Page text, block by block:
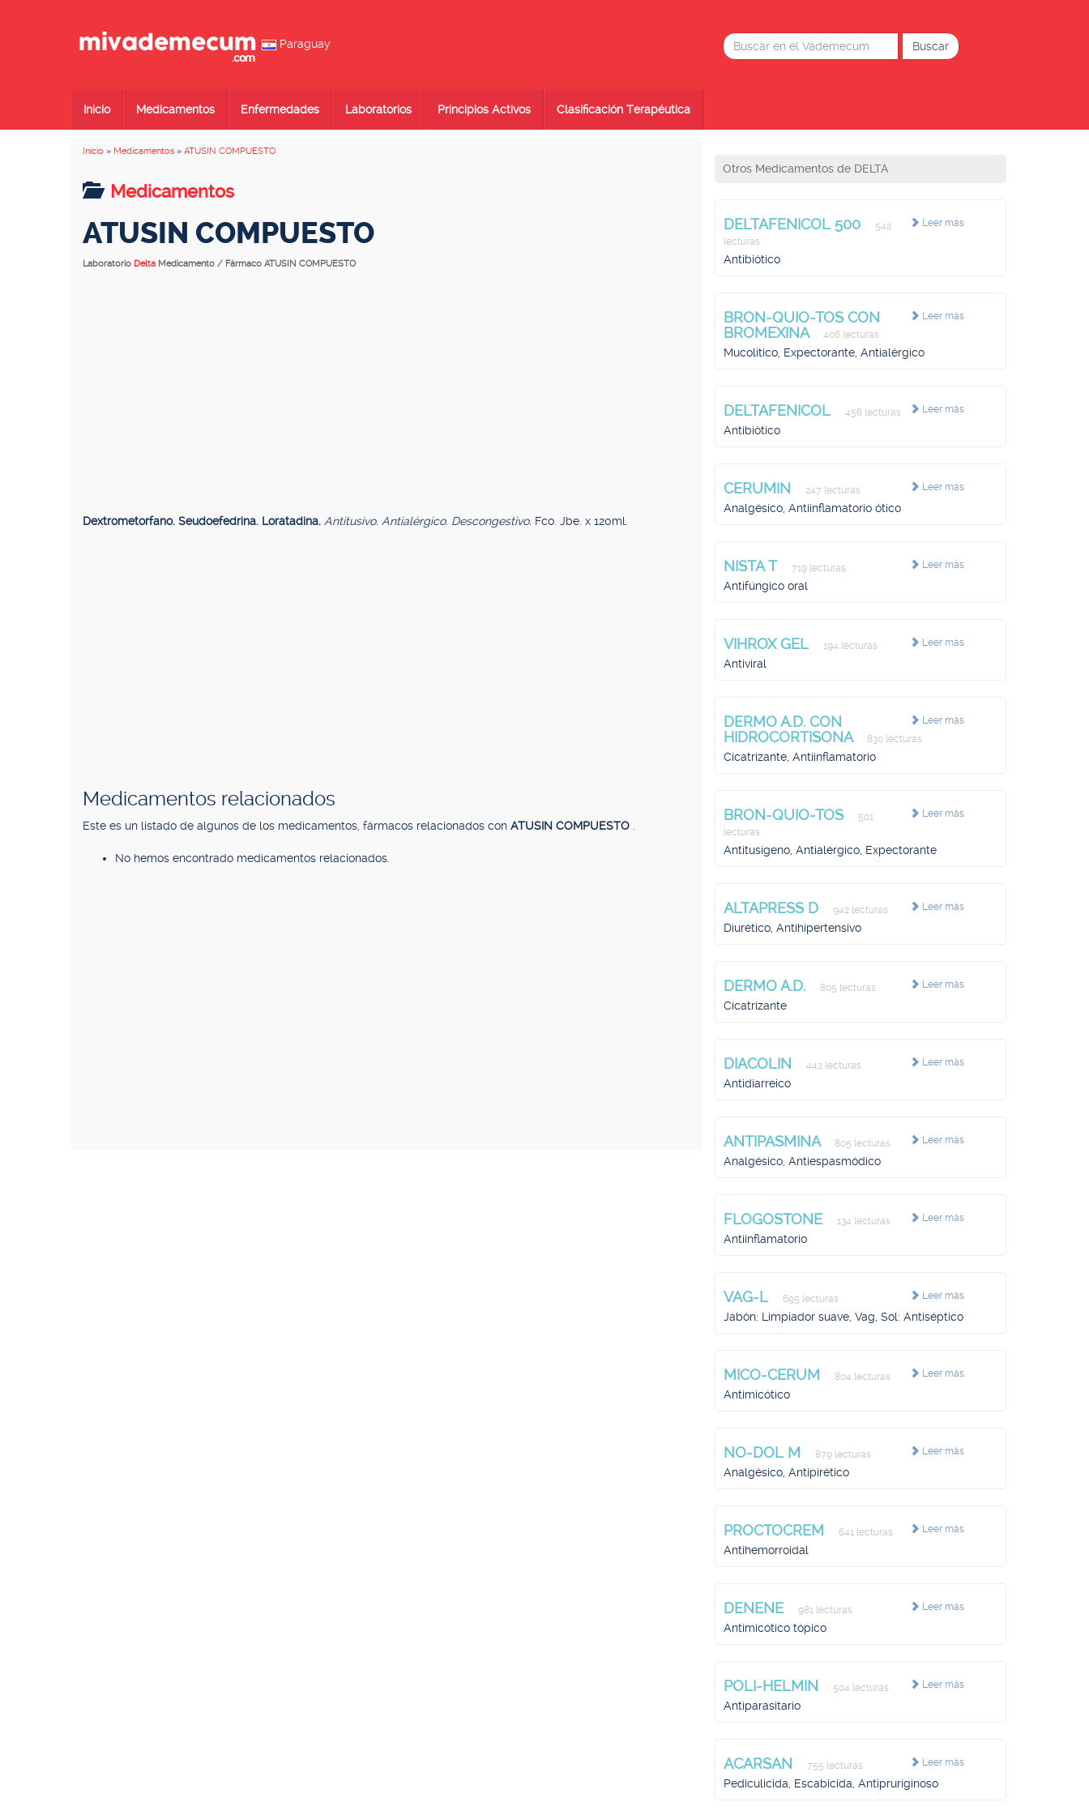
Paraguay
Inicio Medicamentos Enfermedades Laboratorios Principios Activos Clasificación Terapéutica
Inicio » Medicamentos » ATUSIN COMPUESTO
Medicamentos
ATUSIN COMPUESTO
Laboratorio Delta Medicamento / Fármaco ATUSIN COMPUESTO
Dextrometorfano. Seudoefedrina. Loratadina. Antitusivo. Antialérgico. Descongestivo. Fco. Jbe. x 120ml.
Medicamentos relacionados
Este es un listado de algunos de los medicamentos, fármacos relacionados con ATUSIN COMPUESTO
No hemos encontrado medicamentos relacionados.
Otros Medicamentos de DELTA
Leer más
DELTAFENICOL 500
542
lecturas
Antibiótico
Leer más
BRON-QUIO-TOS CON
BROMEXINA
406 lecturas
Mucolítico, Expectorante, Antialérgico
Leer más
DELTAFENICOL 456 lecturas
Antibiótico
Leer más
CERUMIN 247 lecturas
Analgésico, Antiinflamatorio ótico
Leer más
NISTA T 719 lecturas
Antifúngico oral
Leer más
VIHROX GEL 194 lecturas
Antiviral
Leer más
DERMO A.D. CON
HIDROCORTISONA
830 lecturas
Cicatrizante, Antiinflamatorio
Leer más
BRON-QUIO-TOS
501
lecturas
Antitusígeno, Antialérgico, Expectorante
Leer más
ALTAPRESS D 942 lecturas
Diurético, Antihipertensivo
Leer más
DERMO A.D. 805 lecturas
Cicatrizante
Leer más
DIACOLIN 442 lecturas
Antidiarreico
Leer más
ANTIPASMINA 805 lecturas
Analgésico, Antiespasmódico
Leer más
FLOGOSTONE 134 lecturas
Antiinflamatorio
Leer más
VAG-L 695 lecturas
Jabón: Limpiador suave, Vag, Sol: Antiséptico
Leer más
MICO-CERUM 804 lecturas
Antimicótico
Leer más
NO-DOL M 879 lecturas
Analgésico, Antipirético
Leer más
PROCTOCREM 641 lecturas
Antihemorroidal
Leer más
DENENE 981 lecturas
Antimicótico tópico
Leer más
POLI-HELMIN 504 lecturas
Antiparasitario
Leer más
ACARSAN 755 lecturas
Pediculicida, Escabicida, Antipruriginoso